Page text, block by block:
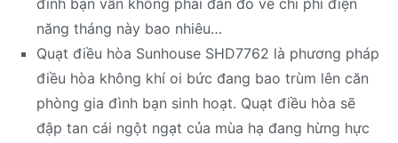
đình bạn vẫn không phải đắn đo về chi phí điện
năng tháng này bao nhiêu…
Quạt điều hòa Sunhouse SHD7762 là phương pháp
điều hòa không khí oi bức đang bao trùm lên căn
phòng gia đình bạn sinh hoạt. Quạt điều hòa sẽ
đập tan cái ngột ngạt của mùa hạ đang hừng hực